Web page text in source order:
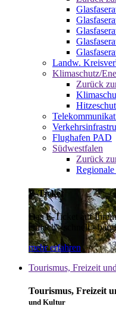
Landw.
Klimaschutz/
Zurück
Flughafen PAD
Südwestfalen
Zurück
E-Ticket
Das E-Ticket auf
einfach - schnell -
mehr erfahren
Tourismus, Freizeit
Tourismus, Freizeit
und Kultur